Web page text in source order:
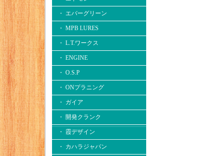
・ エバーグリーン
・ MPB LURES
・ L.T.ワークス
・ ENGINE
・ O.S.P
・ ONプラニング
・ ガイア
・ 開発クランク
・ 霞デザイン
・ カハラジャパン